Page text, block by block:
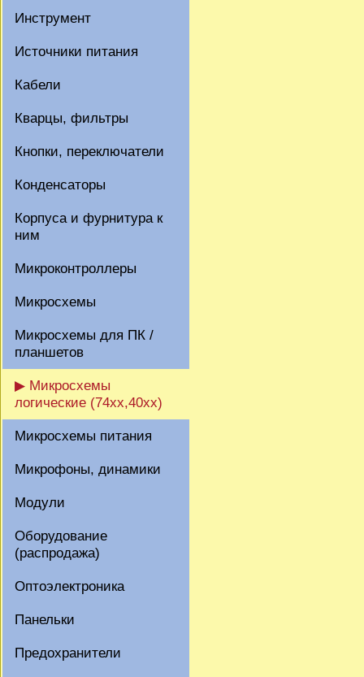
Инструмент
Источники питания
Кабели
Кварцы, фильтры
Кнопки, переключатели
Конденсаторы
Корпуса и фурнитура к
ним
Микроконтроллеры
Микросхемы
Микросхемы для ПК /
планшетов
▶ Микросхемы
логические (74xx,40xx)
Микросхемы питания
Микрофоны, динамики
Модули
Оборудование
(распродажа)
Оптоэлектроника
Панельки
Предохранители